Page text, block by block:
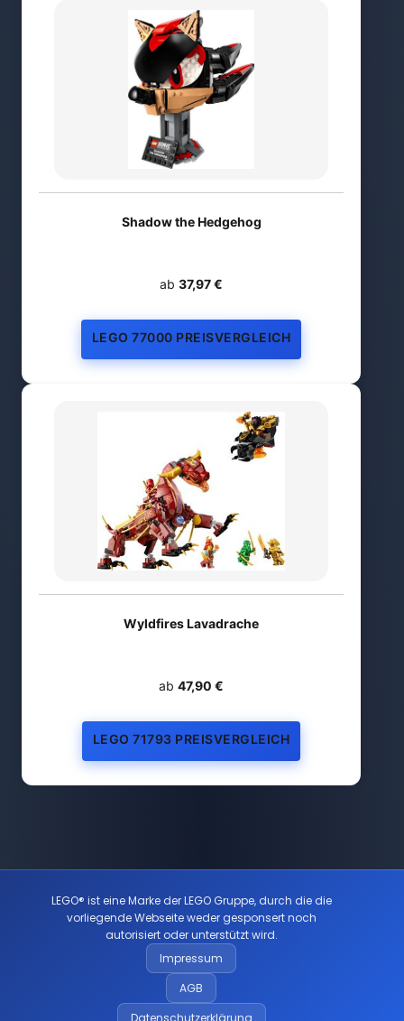
Shadow the Hedgehog
ab 37,97 €
LEGO 77000 PREISVERGLEICH
Wyldfires Lavadrache
ab 47,90 €
LEGO 71793 PREISVERGLEICH
LEGO® ist eine Marke der LEGO Gruppe, durch die die
vorliegende Webseite weder gesponsert noch
autorisiert oder unterstützt wird.
Impressum
AGB
Datenschutzerklärung